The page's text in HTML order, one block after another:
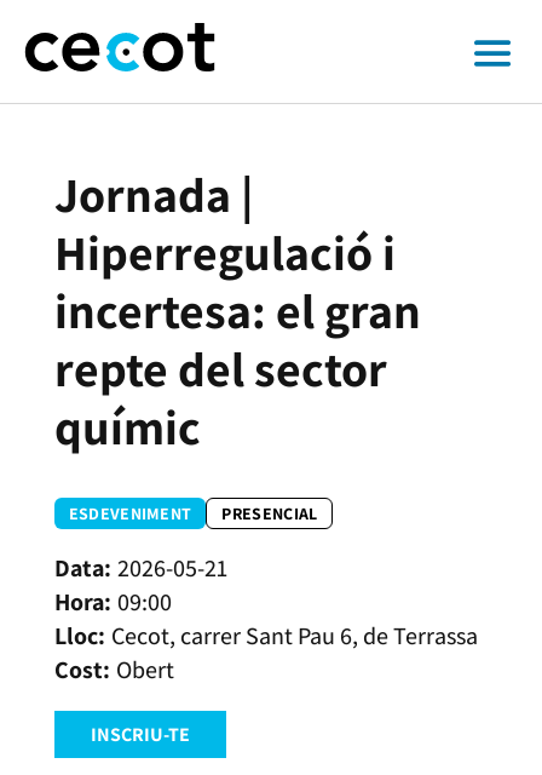
Jornada |
Hiperregulació i
incertesa: el gran
repte del sector
químic
ESDEVENIMENT PRESENCIAL
2026-05-21
09:00
Cecot, carrer Sant Pau 6, de Terrassa
Obert
INSCRIU-TE